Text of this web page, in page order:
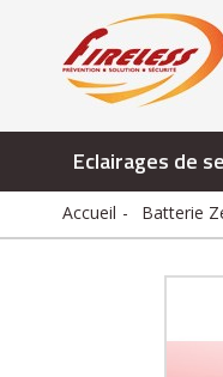
Eclairages de
Accueil Batterie